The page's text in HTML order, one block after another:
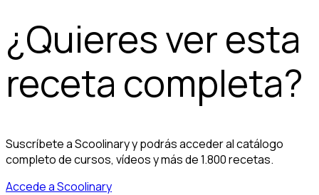
¿Quieres ver esta
receta completa?
Suscríbete a Scoolinary y podrás acceder al catálogo
completo de cursos, vídeos y más de 1.800 recetas.
Accede a Scoolinary